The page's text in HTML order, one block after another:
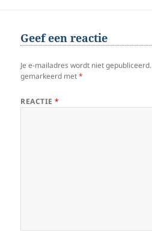
Geef een reactie
Je e-mailadres wordt niet gepubliceerd.
gemarkeerd met*
REACTIE*